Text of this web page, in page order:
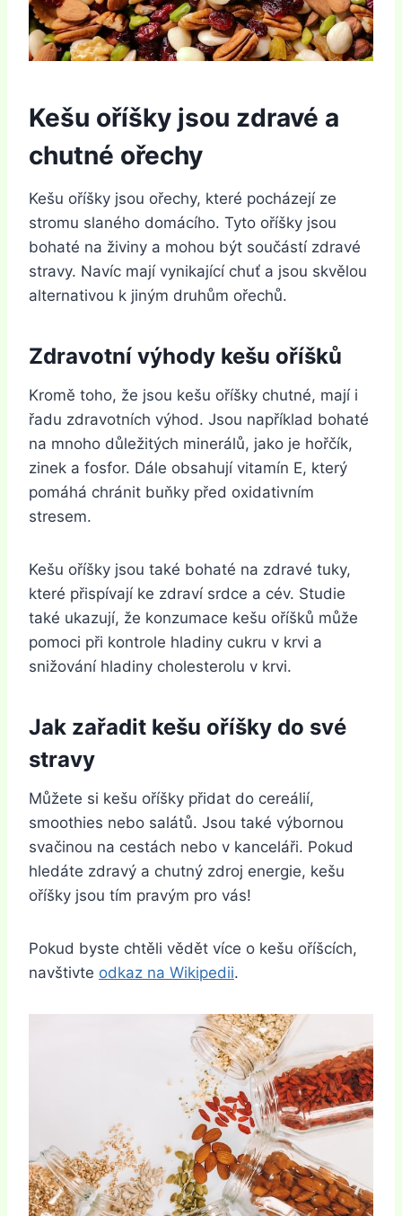
Kešu oříšky jsou zdravé a
chutné ořechy
Kešu oříšky jsou ořechy, které pocházejí ze
stromu slaného domácího. Tyto oříšky jsou
bohaté na živiny a mohou být součástí zdravé
stravy. Navíc mají vynikající chuť a jsou skvělou
alternativou k jiným druhům ořechů.
Zdravotní výhody kešu oříšků
Kromě toho, že jsou kešu oříšky chutné, mají i
řadu zdravotních výhod. Jsou například bohaté
na mnoho důležitých minerálů, jako je hořčík,
zinek a fosfor. Dále obsahují vitamín E, který
pomáhá chránit buňky před oxidativním
stresem.
Kešu oříšky jsou také bohaté na zdravé tuky,
které přispívají ke zdraví srdce a cév. Studie
také ukazují, že konzumace kešu oříšků může
pomoci při kontrole hladiny cukru v krvi a
snižování hladiny cholesterolu v krvi.
Jak zařadit kešu oříšky do své
stravy
Můžete si kešu oříšky přidat do cereálií,
smoothies nebo salátů. Jsou také výbornou
svačinou na cestách nebo v kanceláři. Pokud
hledáte zdravý a chutný zdroj energie, kešu
oříšky jsou tím pravým pro vás!
Pokud byste chtěli vědět více o kešu oříšcích,
navštivte odkaz na Wikipedii.